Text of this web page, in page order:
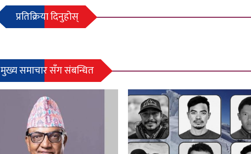
प्रतिक्रिया दिनुहोस्
मुख्य समाचार सँग संबन्धित